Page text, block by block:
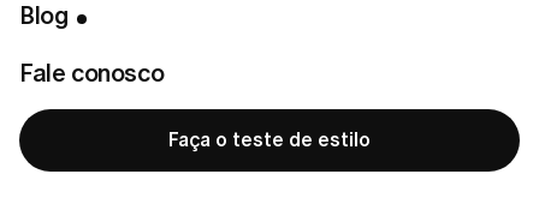
Blog
Fale conosco
Faça o teste de estilo
Por que Criar uma Cápsula?